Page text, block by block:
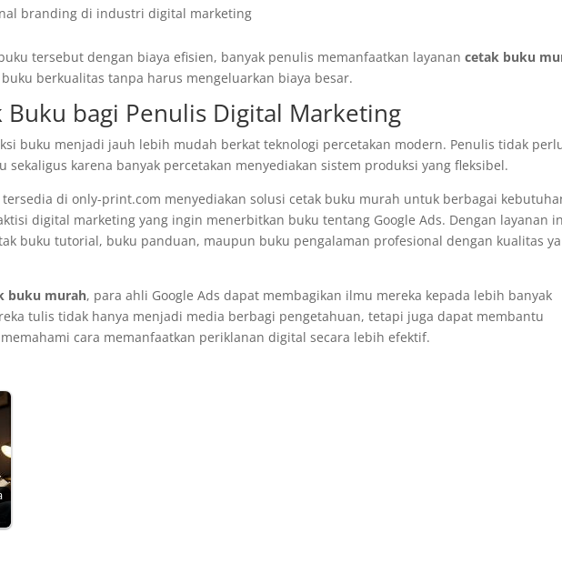
branding di industri digital marketing
tersebut dengan biaya efisien, banyak penulis memanfaatkan layanancetak buku
berkualitas tanpa harus mengeluarkan biaya besar.
Buku bagi Penulis Digital Marketing
buku menjadi jauh lebih mudah berkat teknologi percetakan modern. Penulis tidak
sekaligus karena banyak percetakan menyediakan sistem produksi yang fleksibel.
tersedia di only-print.com menyediakan solusi cetak buku murah untuk berbagai
digital marketing yang ingin menerbitkan buku tentang Google Ads. Dengan layanan
buku tutorial, buku panduan, maupun buku pengalaman profesional dengan kualitas
buku murah, para ahli Google Ads dapat membagikan ilmu mereka kepada lebih banyak
tulis tidak hanya menjadi media berbagi pengetahuan, tetapi juga dapat membantu
cara memanfaatkan periklanan digital secara lebih efektif.